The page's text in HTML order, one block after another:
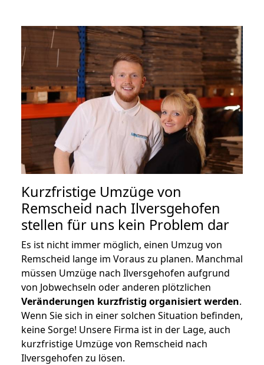
Kurzfristige Umzüge von
Remscheid nach Ilversgehofen
stellen für uns kein Problem dar
Es ist nicht immer möglich, einen Umzug von
Remscheid lange im Voraus zu planen. Manchmal
müssen Umzüge nach Ilversgehofen aufgrund
von Jobwechseln oder anderen plötzlichen
Veränderungen kurzfristig organisiert werden.
Wenn Sie sich in einer solchen Situation befinden,
keine Sorge! Unsere Firma ist in der Lage, auch
kurzfristige Umzüge von Remscheid nach
Ilversgehofen zu lösen.